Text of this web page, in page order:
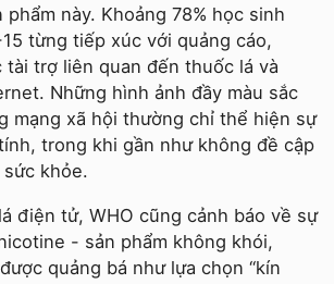
này. Khoảng 78% học sinh
từng tiếp xúc với quảng cáo,
tài trợ liên quan đến thuốc lá và
Những hình ảnh đầy màu sắc
mạng xã hội thường chỉ thể hiện sự
trong khi gần như không đề cập
khỏe.
điện tử, WHO cũng cảnh báo về sự
- sản phẩm không khói,
quảng bá như lựa chọn “kín